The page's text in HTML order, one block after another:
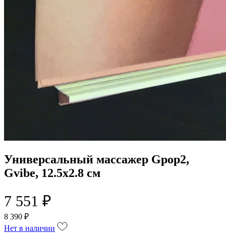
Универсальный массажер Gpop2,
Gvibe, 12.5х2.8 см
7 551 ₽
8 390 ₽
Нет в наличии